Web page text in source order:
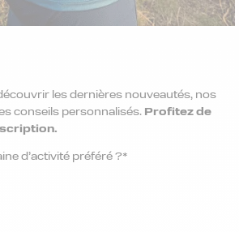
les dernières nouveautés, nos
conseils personnalisés. Profitez de
d’activité préféré ?*